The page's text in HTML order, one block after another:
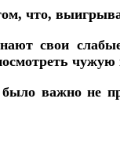
что,
свои
важно не